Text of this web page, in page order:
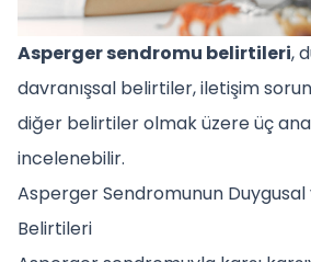
Asperger sendromu belirtileri,
davranışsal belirtiler, iletişim
diğer belirtiler olmak üzere üç ana
incelenebilir.
Asperger Sendromunun Duygusal
Belirtileri